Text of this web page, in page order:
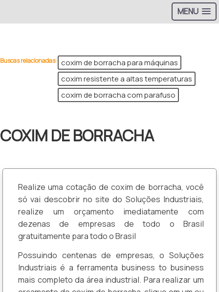
MENU
Buscas relacionadas: coxim de borracha para máquinas
coxim resistente a altas temperaturas
coxim de borracha com parafuso
COXIM DE BORRACHA
Realize uma cotação de coxim de borracha, você
só vai descobrir no site do Soluções Industriais,
realize um orçamento imediatamente com
dezenas de empresas de todo o Brasil
gratuitamente para todo o Brasil
Possuindo centenas de empresas, o Soluções
Industriais é a ferramenta business to business
mais completo da área industrial. Para realizar um